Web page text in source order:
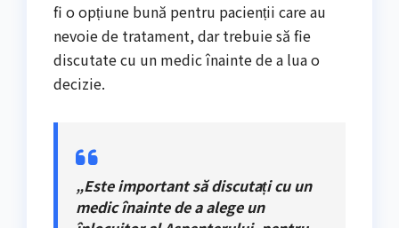
fi o opțiune bună pentru pacienții care au
nevoie de tratament, dar trebuie să fie
discutate cu un medic înainte de a lua o
decizie.
„Este important să discutați cu un
medic înainte de a alege un